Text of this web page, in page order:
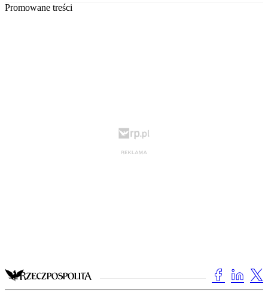
Promowane treści